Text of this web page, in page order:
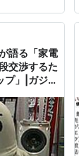
語る「家電
交渉するた
プ」|ガジェ